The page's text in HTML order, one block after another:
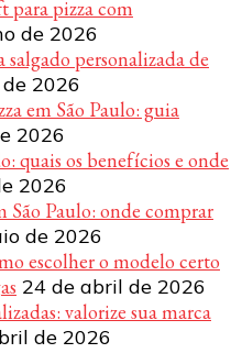
para pizza com
de 2026
personalizada de
2026
em São Paulo: guia
2026
quais os benefícios e onde
2026
São Paulo: onde comprar
de 2026
escolher o modelo certo
24 de abril de 2026
valorize sua marca
de 2026